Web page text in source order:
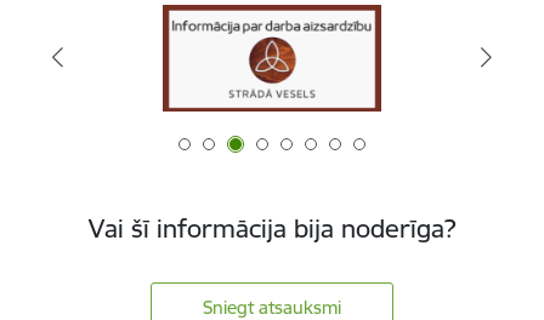
Vai šī informācija bija noderīga?
Sniegt atsauksmi